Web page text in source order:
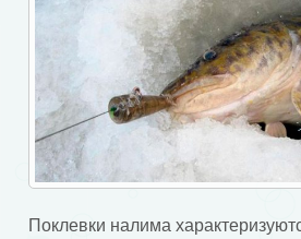
Поклевки налима